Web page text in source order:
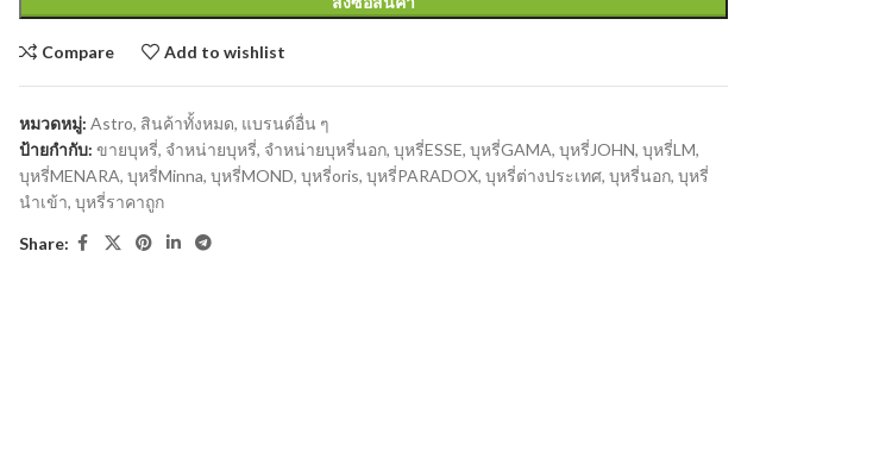
Compare Add to wishlist
หมวดหมู่: Astro, สินค้าทั้งหมด, แบรนด์อื่น ๆ
ป้ายกำกับ: ขายบุหรี่, จำหน่ายบุหรี่, จำหน่ายบุหรี่นอก, บุหรี่ESSE, บุหรี่GAMA, บุหรี่JOHN, บุหรี่LM,
บุหรี่MENARA, บุหรี่Minna, บุหรี่MOND, บุหรี่oris, บุหรี่PARADOX, บุหรี่ต่างประเทศ, บุหรี่นอก, บุหรี่
นำเข้า, บุหรี่ราคาถูก
Share: